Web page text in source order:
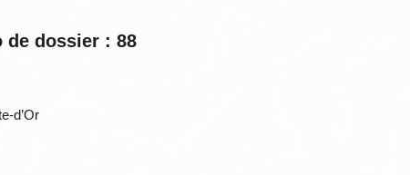
de dossier : 88
d’Or